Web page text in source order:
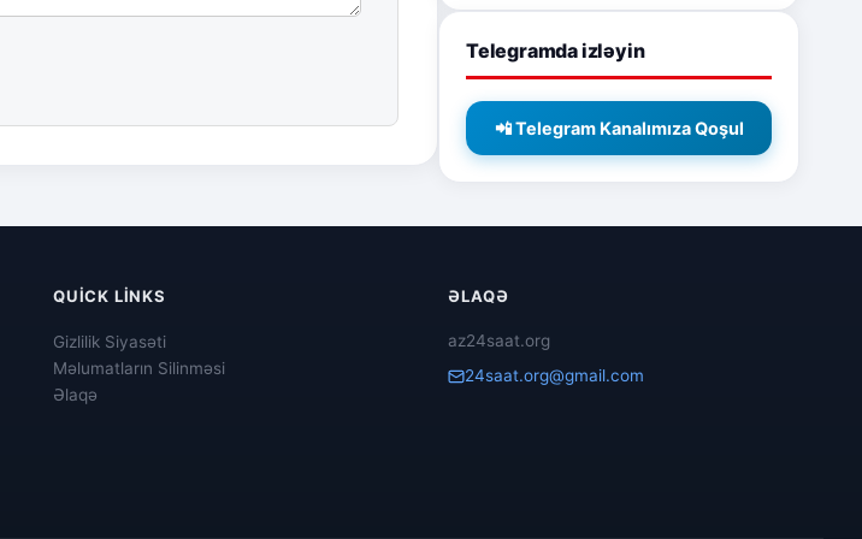
Telegramda izləyin
📲 Telegram Kanalımıza Qoşul
QUICK LINKS
Gizlilik Siyasəti
Məlumatların Silinməsi
Əlaqə
ƏLAQƏ
az24saat.org
24saat.org@gmail.com